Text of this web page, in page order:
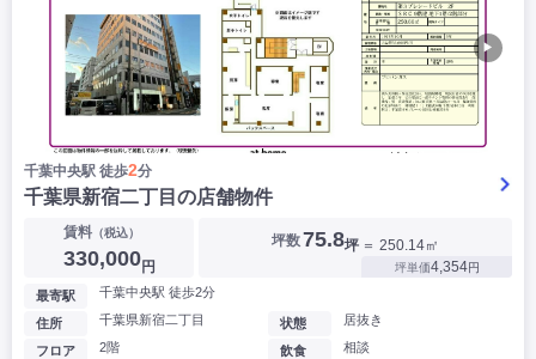
▶
千葉中央駅 徒歩2分
千葉県新宿二丁目の店舗物件
賃料（税込）
330,000円
坪数75.8坪 ＝ 250.14㎡
坪単価4,354円
最寄駅 千葉中央駅 徒歩2分
住所 千葉県新宿二丁目
フロア 2階
状態 居抜き
飲食 相談